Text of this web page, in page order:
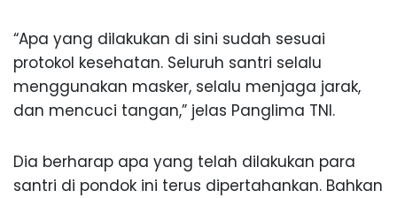
“Apa yang dilakukan di sini sudah sesuai
protokol kesehatan. Seluruh santri selalu
menggunakan masker, selalu menjaga jarak,
dan mencuci tangan,” jelas Panglima TNI.
Dia berharap apa yang telah dilakukan para
santri di pondok ini terus dipertahankan. Bahkan